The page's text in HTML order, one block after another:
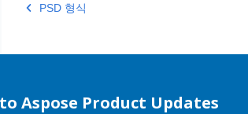
PSD 형식
Aspose Product Updates